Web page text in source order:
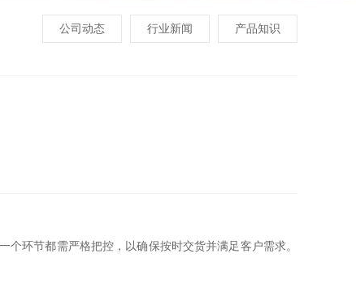
公司动态 行业新闻 产品知识
环节都需严格把控，以确保按时交货并满足客户需求。